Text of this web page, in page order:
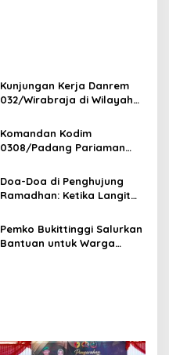
Kunjungan Kerja Danrem
032/Wirabraja di Wilayah
Pariaman
Komandan Kodim
0308/Padang Pariaman
Purna Bakti Kapten Inf
Yonnedi
Doa-Doa di Penghujung
Ramadhan: Ketika Langit
Hamba
Pemko Bukittinggi Salurkan
Bantuan untuk Warga